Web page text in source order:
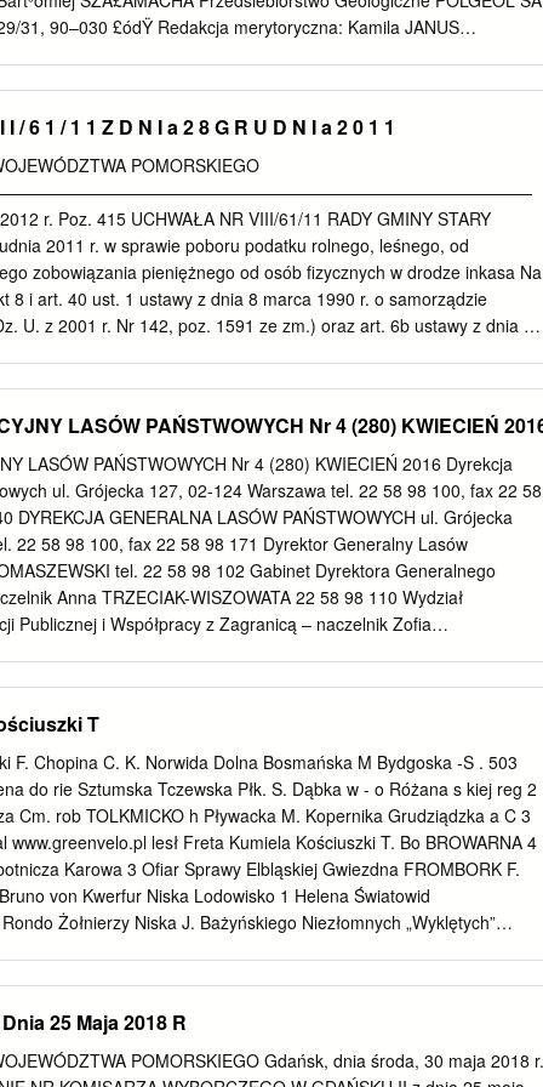
zaopatrzenie w ciepło, energię i gaz 29 2.2.3. Pomorska
31, 90–030 £ódŸ Redakcja merytoryczna: Kamila JANUS
II. Ukszta³towanie powierzchni terenu
III. Budowa geologiczna .................................................10 A.
Mastrycht .................................................11 2.
a. Paleocen+eocen
b. Oligocen...................................................13 3. Czwartorzêd
/ 6 1 / 1 1 Z D N I a 2 8 G R U D N I a 2 0 1 1
POMORSKIEGO
r. Poz. 415 UCHWAŁA NR VIII/61/11 RADY GMINY STARY
2011 r. w sprawie poboru podatku rolnego, leśnego, od
zobowiązania pieniężnego od osób fizycznych w drodze inkasa Na
8 i art. 40 ust. 1 ustawy z dnia 8 marca 1990 r. o samorządzie
U. z 2001 r. Nr 142, poz. 1591 ze zm.) oraz art. 6b ustawy z dnia 15
95, poz. 613 ze zm.) Rada Gminy Stary Dzierzgoń uchwala, co
się pobór podatków: rolnego, leśnego i od nieruchomości należnych
gminy Stary Dzierzgoń w drodze inkasa. 2. Do należności
zobowiązaniem pieniężnym określonym w art. 6c ust. 1 ustawy z
rolnym, ust. 1 stosuje się odpowiednio. 3. Inkasentami
których mowa w ust. 1 i 2 ustala się osoby fizyczne według
czynności inkasa osobiście z wykorzystaniem kwitariusza K-
są przez Urząd Gminy w Starym Dzierzgoniu i po wykorzystaniu
LASÓW PAŃSTWOWYCH Nr 4 (280) KWIECIEŃ
LASÓW PAŃSTWOWYCH Nr 4 (280) KWIECIEŃ 2016 Dyrekcja
ul. Grójecka 127, 02-124 Warszawa tel. 22 58 98 100, fax 22 58
DYREKCJA GENERALNA LASÓW PAŃSTWOWYCH ul. Grójecka
22 58 98 100, fax 22 58 98 171 Dyrektor Generalny Lasów
tel. 22 58 98 102 Gabinet Dyrektora Generalnego
Anna TRZECIAK-WISZOWATA 22 58 98 110 Wydział
Publicznej i Współpracy z Zagranicą – naczelnik Zofia
– Rzecznik Prasowy LP Anna MALINOWSKA 22 58 98 111 Zespół
Niejawnych – Mariusz KWIECIŃSKI 22 58 98 260 Główny
PASTERNAK 22 58 98 117 Stanowisko ds. BHP – główny
22 58 98 116 Zastępca Dyrektora Generalnego LP ds.
BOROWSKI 22 58 98 108 Wydział Gospodarki Leśnej – naczelnik
220 Wydział Ochrony Lasu – naczelnik Aldona PERLIŃSKA 22 58
– naczelnik Jolanta BŁASIAK 22 58 98 290 Wydział
Jacek PRZYPAŚNIAK 22 58 98 250 Zespół ds. Łowiectwa –
T
F. Chopina C. K. Norwida Dolna Bosmańska M Bydgoska -S . 503
do rie Sztumska Tczewska Płk. S. Dąbka w - o Różana s kiej reg 2
Cm. rob TOLKMICKO h Pływacka M. Kopernika Grudziądzka a C 3
www.greenvelo.pl lesł Freta Kumiela Kościuszki T. Bo BROWARNA 4
Karowa 3 Oﬁar Sprawy Elbląskiej Gwiezdna FROMBORK F.
von Kwerfur Niska Lodowisko 1 Helena Światowid
Żołnierzy Niska J. Bażyńskiego Niezłomnych „Wyklętych”
8 Markttor 4 Tarasy Europejskich „Światowid” W. Zajchowskiego
R. Traugutta weg bietet. Das Portal ist der größte Reiseführer für
Katholische Kirche Bożego ra Compiegne 3 t A. Struga
25 Maja 2018 R
POMORSKIEGO Gdańsk, dnia środa, 30 maja 2018 r.